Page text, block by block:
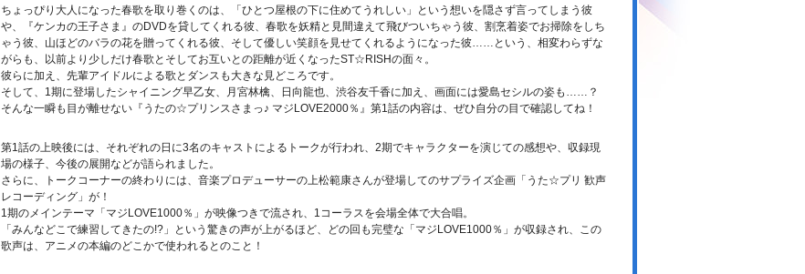
ちょっぴり大人になった春歌を取り巻くのは、「ひとつ屋根の下に住めてうれしい」という想いを隠さず言ってしまう彼
や、『ケンカの王子さま』のDVDを貸してくれる彼、春歌を妖精と見間違えて飛びついちゃう彼、割烹着姿でお掃除をしち
ゃう彼、山ほどのバラの花を贈ってくれる彼、そして優しい笑顔を見せてくれるようになった彼……という、相変わらずな
がらも、以前より少しだけ春歌とそしてお互いとの距離が近くなったST☆RISHの面々。
彼らに加え、先輩アイドルによる歌とダンスも大きな見どころです。
そして、1期に登場したシャイニング早乙女、月宮林檎、日向龍也、渋谷友千香に加え、画面には愛島セシルの姿も……？
そんな一瞬も目が離せない『うたの☆プリンスさまっ♪ マジLOVE2000％』第1話の内容は、ぜひ自分の目で確認してね！
第1話の上映後には、それぞれの日に3名のキャストによるトークが行われ、2期でキャラクターを演じての感想や、収録現
場の様子、今後の展開などが語られました。
さらに、トークコーナーの終わりには、音楽プロデューサーの上松範康さんが登場してのサプライズ企画「うた☆プリ 歓声
レコーディング」が！
1期のメインテーマ「マジLOVE1000％」が映像つきで流され、1コーラスを会場全体で大合唱。
「みんなどこで練習してきたの!?」という驚きの声が上がるほど、どの回も完璧な「マジLOVE1000％」が収録され、この
歌声は、アニメの本編のどこかで使われるとのこと！